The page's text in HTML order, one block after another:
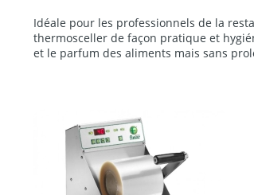
Idéale pour les professionnels de la
thermosceller de façon pratique et
et le parfum des aliments mais sans